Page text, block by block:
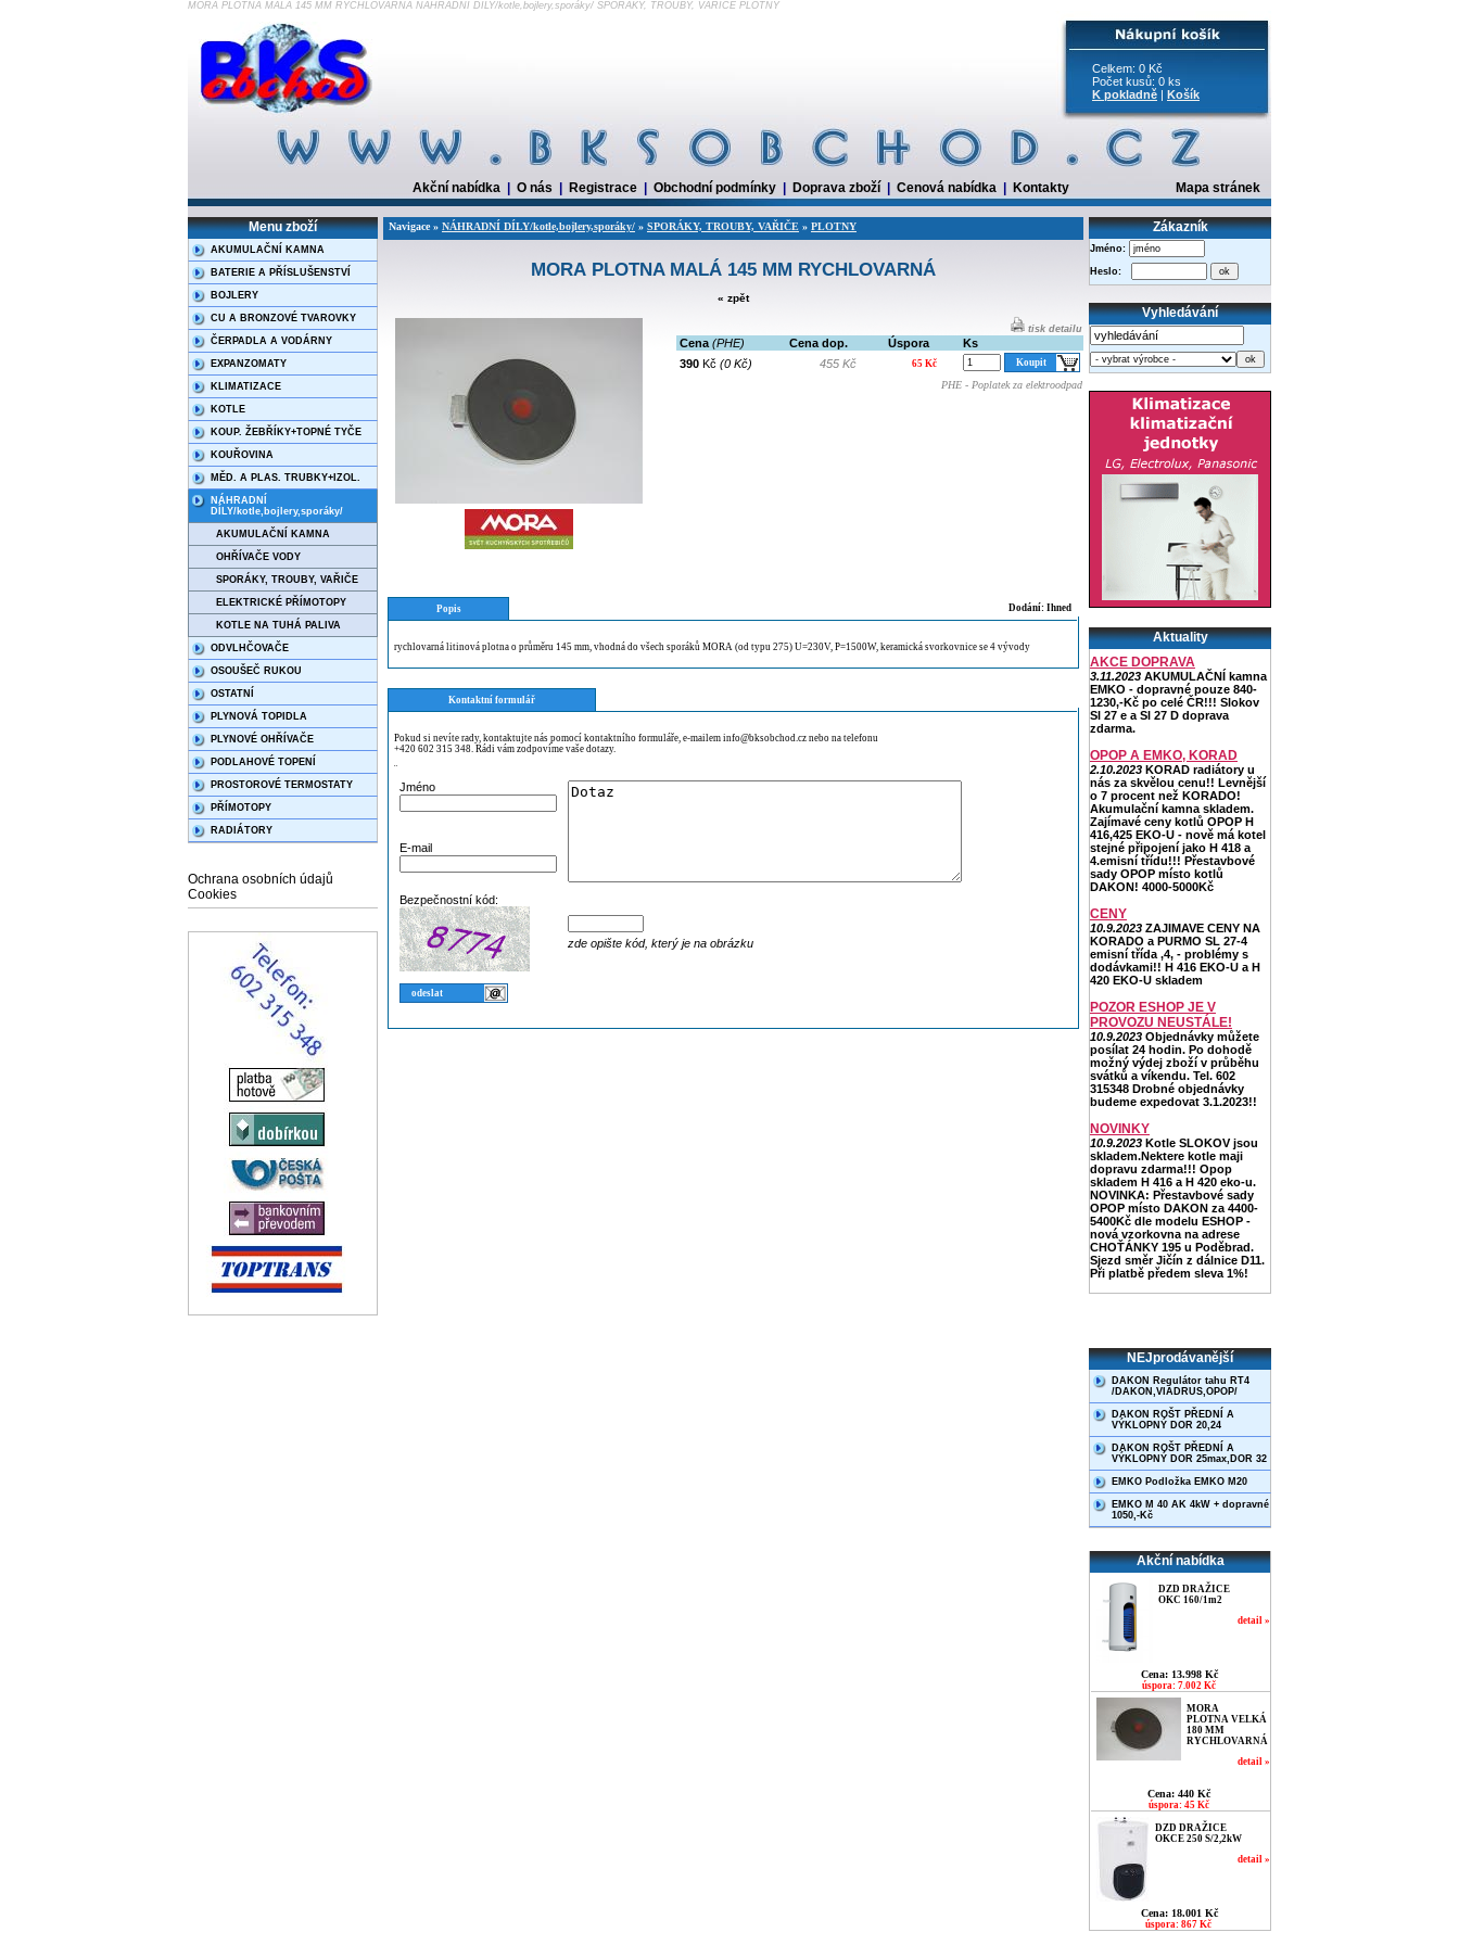
MORA PLOTNA MALÁ 145 MM RYCHLOVARNÁ NÁHRADNÍ DÍLY/kotle,bojlery,sporáky/ SPORÁKY, TROUBY, VAŘIČE PLOTNY
Celkem: 0 Kč
Počet kusů: 0 ks
K pokladně | Košík
Akční nabídka O nás Registrace Obchodní podmínky Doprava zboží Cenová nabídka Kontakty Mapa stránek
Menu zboží
AKUMULAČNÍ KAMNA
BATERIE A PŘÍSLUŠENSTVÍ
BOJLERY
CU A BRONZOVÉ TVAROVKY
ČERPADLA A VODÁRNY
EXPANZOMATY
KLIMATIZACE
KOTLE
KOUP. ŽEBŘÍKY+TOPNÉ TYČE
KOUŘOVINA
MĚD. A PLAS. TRUBKY+IZOL.
NÁHRADNÍ
DÍLY/kotle,bojlery,sporáky/
AKUMULAČNÍ KAMNA
OHŘÍVAČE VODY
SPORÁKY, TROUBY, VAŘIČE
ELEKTRICKÉ PŘÍMOTOPY
KOTLE NA TUHÁ PALIVA
ODVLHČOVAČE
OSOUŠEČ RUKOU
OSTATNÍ
PLYNOVÁ TOPIDLA
PLYNOVÉ OHŘÍVAČE
PODLAHOVÉ TOPENÍ
PROSTOROVÉ TERMOSTATY
PŘÍMOTOPY
RADIÁTORY
Ochrana osobních údajů
Cookies
Navigace » NÁHRADNÍ DÍLY/kotle,bojlery,sporáky/ » SPORÁKY, TROUBY, VAŘIČE » PLOTNY
MORA PLOTNA MALÁ 145 MM RYCHLOVARNÁ
« zpět
tisk detailu
Cena (PHE) Cena dop. Úspora
Ks
390 Kč (0 Kč) 455 Kč 65 Kč
PHE - Poplatek za elektroodpad
Popis Dodání: Ihned
rychlovarná litinová plotna o průměru 145 mm, vhodná do všech sporáků MORA (od typu 275) U=230V, P=1500W, keramická svorkovnice se 4 vývody
Kontaktní formulář
Pokud si nevíte rady, kontaktujte nás pomocí kontaktního formuláře, e-mailem info@bksobchod.cz nebo na telefonu
+420 602 315 348. Rádi vám zodpovíme vaše dotazy.
¨
Jméno
E-mail
Bezpečnostní kód:
zde opište kód, který je na obrázku
Zákazník
Jméno:
Heslo:
Vyhledávání
Aktuality
AKCE DOPRAVA
3.11.2023 AKUMULAČNÍ kamna
EMKO - dopravné pouze 840-
1230,-Kč po celé ČR!!! Slokov
Sl 27 e a Sl 27 D doprava
zdarma.
OPOP A EMKO, KORAD
2.10.2023 KORAD radiátory u
nás za skvělou cenu!! Levnější
o 7 procent než KORADO!
Akumulační kamna skladem.
Zajímavé ceny kotlů OPOP H
416,425 EKO-U - nově má kotel
stejné připojení jako H 418 a
4.emisní třídu!!! Přestavbové
sady OPOP místo kotlů
DAKON! 4000-5000Kč
CENY
10.9.2023 ZAJIMAVE CENY NA
KORADO a PURMO SL 27-4
emisní třída ,4, - problémy s
dodávkami!! H 416 EKO-U a H
420 EKO-U skladem
POZOR ESHOP JE V
PROVOZU NEUSTÁLE!
10.9.2023 Objednávky můžete
posílat 24 hodin. Po dohodě
možný výdej zboží v průběhu
svátků a víkendu. Tel. 602
315348 Drobné objednávky
budeme expedovat 3.1.2023!!
NOVINKY
10.9.2023 Kotle SLOKOV jsou
skladem.Nektere kotle maji
dopravu zdarma!!! Opop
skladem H 416 a H 420 eko-u.
NOVINKA: Přestavbové sady
OPOP místo DAKON za 4400-
5400Kč dle modelu ESHOP -
nová vzorkovna na adrese
CHOŤÁNKY 195 u Poděbrad.
Sjezd směr Jičín z dálnice D11.
Při platbě předem sleva 1%!
NEJprodávanější
DAKON Regulátor tahu RT4
/DAKON,VIADRUS,OPOP/
DAKON ROŠT PŘEDNÍ A
VÝKLOPNÝ DOR 20,24
DAKON ROŠT PŘEDNÍ A
VÝKLOPNÝ DOR 25max,DOR 32
EMKO Podložka EMKO M20
EMKO M 40 AK 4kW + dopravné
1050,-Kč
Akční nabídka
DZD DRAŽICE
OKC 160/1m2
detail »
Cena: 13.998 Kč
úspora: 7.002 Kč
MORA
PLOTNA VELKÁ
180 MM
RYCHLOVARNÁ
detail »
Cena: 440 Kč
úspora: 45 Kč
DZD DRAŽICE
OKCE 250 S/2,2kW
detail »
Cena: 18.001 Kč
úspora: 867 Kč